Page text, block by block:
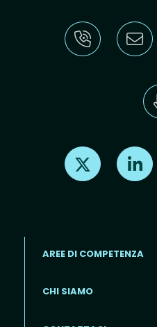
Find us on X
AREE DI COMPETENZA
CHI SIAMO